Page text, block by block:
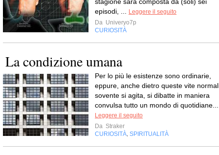
episodi, ...
Leggere il seguito
Da Univeryo7p
CURIOSITÀ
La condizione umana
Per lo più le esistenze sono ordinarie,
eppure, anche dietro queste vite
sovente si agita, si dibatte in maniera
convulsa tutto un mondo di quotidiane...
Leggere il seguito
Da Straker
CURIOSITÀ SPIRITUALITÀ